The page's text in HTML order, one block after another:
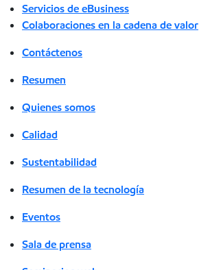
Servicios de eBusiness
Colaboraciones en la cadena de valor
Contáctenos
Resumen
Quienes somos
Calidad
Sustentabilidad
Resumen de la tecnología
Eventos
Sala de prensa